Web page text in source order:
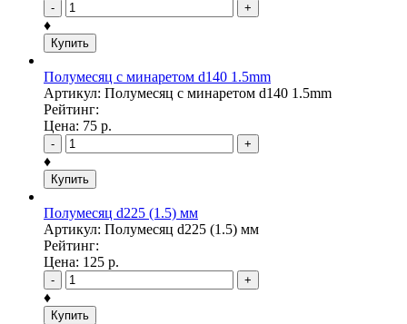
- +
♦
Купить
Полумесяц с минаретом d140 1.5mm
Артикул: Полумесяц с минаретом d140 1.5mm
Рейтинг:
Цена: 75 р.
- +
♦
Купить
Полумесяц d225 (1.5) мм
Артикул: Полумесяц d225 (1.5) мм
Рейтинг:
Цена: 125 р.
- +
♦
Купить